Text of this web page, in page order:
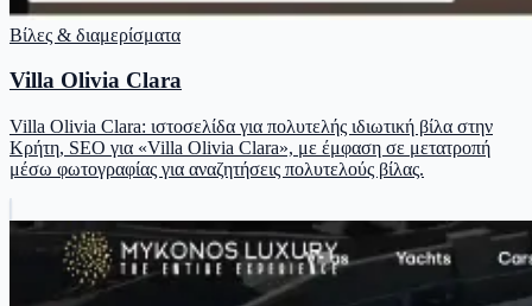
Βίλες & διαμερίσματα
Villa Olivia Clara
Villa Olivia Clara: ιστοσελίδα για πολυτελής ιδιωτική βίλα στην
Κρήτη, SEO για «Villa Olivia Clara», με έμφαση σε μετατροπή
μέσω φωτογραφίας για αναζητήσεις πολυτελούς βίλας.